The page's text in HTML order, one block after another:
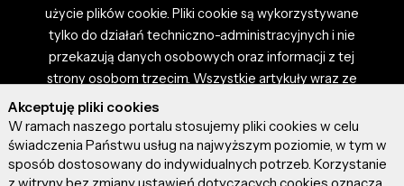
użycie plików cookie. Pliki cookie są wykorzystywane
tylko do działań techniczno-administracyjnych i nie
przekazują danych osobowych oraz informacji z tej
strony osobom trzecim. Wszystkie artykuły wraz ze
zdjęciami i materiałami dostępnymi na portalu są
własnością użytkowników. Administrator i właściciel
portalu nie ponosi odpowiedzialności za tresci
prezentowane przez autorów artykułów. Dodając
Akceptuję pliki cookies
W ramach naszego portalu stosujemy pliki cookies w celu
świadczenia Państwu usług na najwyższym poziomie, w tym w
sposób dostosowany do indywidualnych potrzeb. Korzystanie